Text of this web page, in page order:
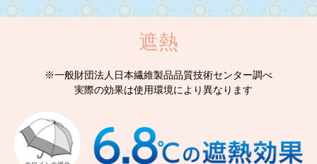
遮熱
※一般財団法人日本繊維製品品質技術センター調べ
実際の効果は使用環境により異なります